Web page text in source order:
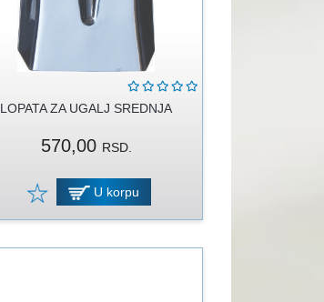
LOPATA ZA UGALJ SREDNJA
570,00 RSD.
U korpu